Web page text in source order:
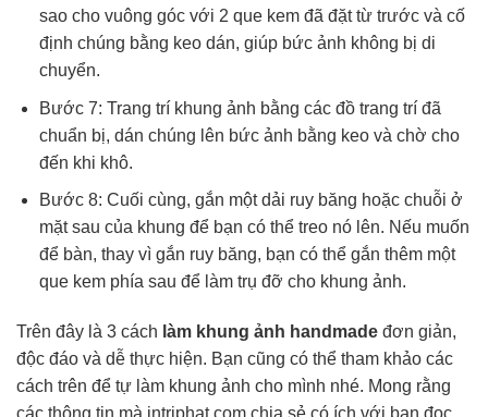
sao cho vuông góc với 2 que kem đã đặt từ trước và cố
định chúng bằng keo dán, giúp bức ảnh không bị di
chuyển.
Bước 7: Trang trí khung ảnh bằng các đồ trang trí đã
chuẩn bị, dán chúng lên bức ảnh bằng keo và chờ cho
đến khi khô.
Bước 8: Cuối cùng, gắn một dải ruy băng hoặc chuỗi ở
mặt sau của khung để bạn có thể treo nó lên. Nếu muốn
để bàn, thay vì gắn ruy băng, bạn có thể gắn thêm một
que kem phía sau để làm trụ đỡ cho khung ảnh.
Trên đây là 3 cách làm khung ảnh handmade đơn giản,
độc đáo và dễ thực hiện. Bạn cũng có thể tham khảo các
cách trên để tự làm khung ảnh cho mình nhé. Mong rằng
các thông tin mà intriphat.com chia sẻ có ích với bạn đọc.